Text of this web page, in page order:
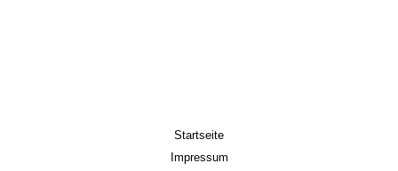
Startseite
Impressum